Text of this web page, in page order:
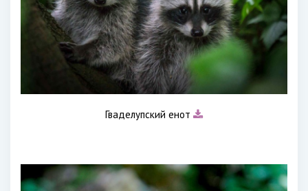
Гваделупский енот